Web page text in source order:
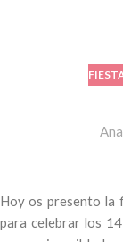
Hoy os presento la
para celebrar los